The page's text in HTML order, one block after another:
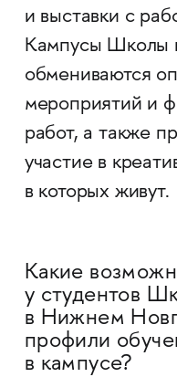
и выставки с
Кампусы Школы
обмениваются
мероприятий и
работ, а также
участие в
в которых живут.
Какие
у студентов
в Нижнем
профили
в кампусе?